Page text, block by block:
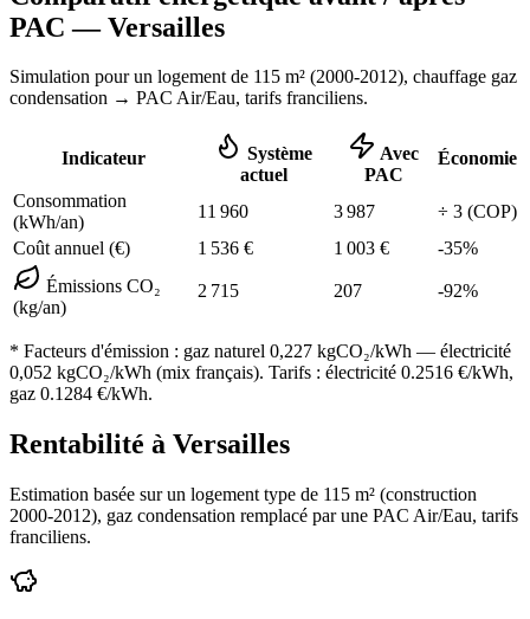
PAC —Versailles
Simulation pour un logement de 115 m² (2000-2012), chauffage gaz
condensation → PAC Air/Eau, tarifs franciliens.
Indicateur
Système
actuel
Avec
PAC
Économie
Consommation
(kWh/an)
11 960 3 987 ÷ 3 (COP)
Coût annuel (€)
1 536 € 1 003 € -35%
Émissions CO₂
(kg/an)
2 715 207 -92%
* Facteurs d'émission : gaz naturel 0,227 kgCO₂/kWh — électricité
0,052 kgCO₂/kWh (mix français). Tarifs : électricité 0.2516 €/kWh,
gaz 0.1284 €/kWh.
Rentabilité à Versailles
Estimation basée sur un logement type de 115 m² (construction
2000-2012), gaz condensation remplacé par une PAC Air/Eau, tarifs
franciliens.